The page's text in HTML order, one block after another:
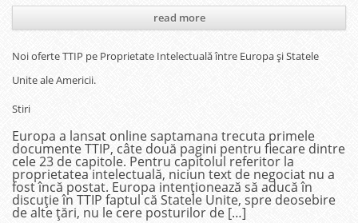
read more
Noi oferte TTIP pe Proprietate Intelectuală între Europa și Statele
Unite ale Americii.
Stiri
Europa a lansat online saptamana trecuta primele
documente TTIP, câte două pagini pentru fiecare dintre
cele 23 de capitole. Pentru capitolul referitor la
proprietatea intelectuală, niciun text de negociat nu a
fost încă postat. Europa intenționează să aducă în
discuție în TTIP faptul că Statele Unite, spre deosebire
de alte țări, nu le cere posturilor de […]